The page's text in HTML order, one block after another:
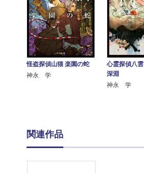
怪盗探偵山猫 楽園の蛇
神永 学
心霊探偵八
深淵
神永 学
関連作品